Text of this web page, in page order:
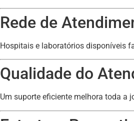
Rede de
Hospitais e laboratórios disponíveis
Qualidade do
Um suporte eficiente melhora toda a